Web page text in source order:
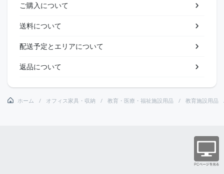
ご購入について
送料について
配送予定とエリアについて
返品について
ホーム オフィス家具・収納 教育・医療・福祉施設用品 教育施設用品